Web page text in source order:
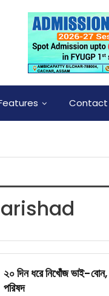
Contact
২০ দিন ধরে নিখোঁজ ভাই-
পরিষদ